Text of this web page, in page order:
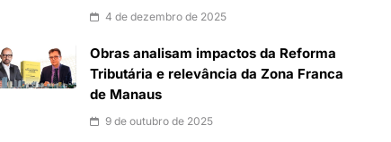
4 de dezembro de 2025
Obras analisam impactos da Reforma
Tributária e relevância da Zona Franca
de Manaus
9 de outubro de 2025